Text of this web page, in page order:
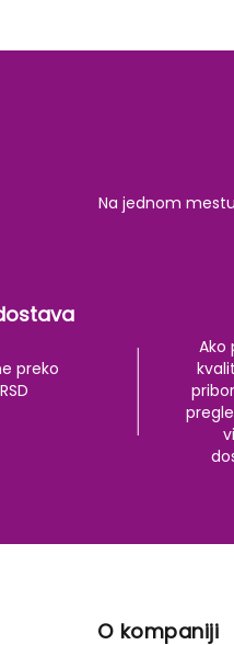
Na jednom
preko
Ako
O kompaniji